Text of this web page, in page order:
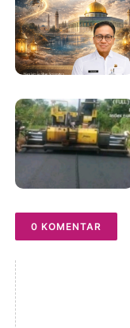
0 KOMENTAR